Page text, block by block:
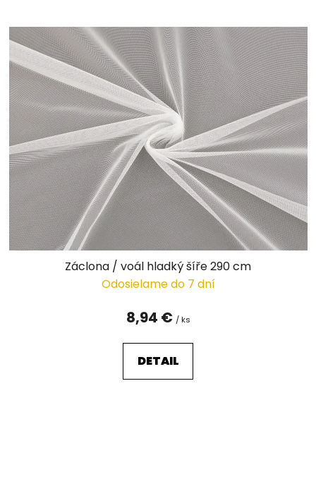
Záclona / voál hladký šíře 290 cm
Odosielame do 7 dní
8,94 € / ks
DETAIL